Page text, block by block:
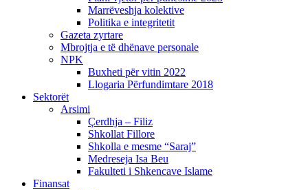
Marrëveshja kolektive
Politika e integritetit
Gazeta zyrtare
Mbrojtja e të dhënave personale
NPK
Buxheti për vitin 2022
Llogaria Përfundimtare 2018
Sektorët
Arsimi
Çerdhja – Filiz
Shkollat Fillore
Shkolla e mesme “Saraj”
Medreseja Isa Beu
Fakulteti i Shkencave Islame
Finansat